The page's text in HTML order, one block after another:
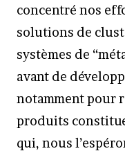
concentré nos
solutions de
systèmes de
avant de
notamment pour
produits
qui, nous